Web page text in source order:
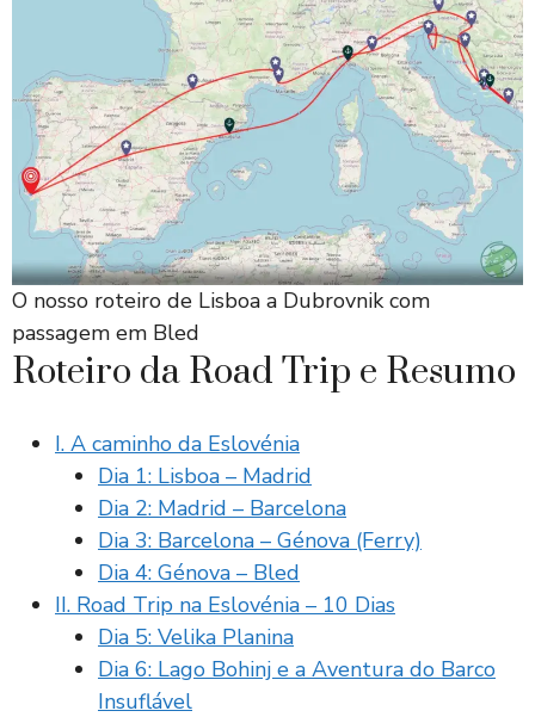
O nosso roteiro de Lisboa a Dubrovnik com
passagem em Bled
Roteiro da Road Trip e Resumo
I. A caminho da Eslovénia
Dia 1: Lisboa – Madrid
Dia 2: Madrid – Barcelona
Dia 3: Barcelona – Génova (Ferry)
Dia 4: Génova – Bled
II. Road Trip na Eslovénia – 10 Dias
Dia 5: Velika Planina
Dia 6: Lago Bohinj e a Aventura do Barco
Insuflável